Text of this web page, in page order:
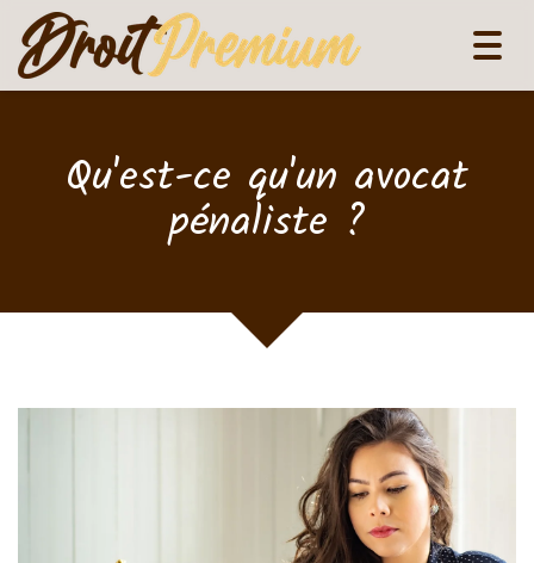
Qu'est-ce qu'un avocat
pénaliste ?